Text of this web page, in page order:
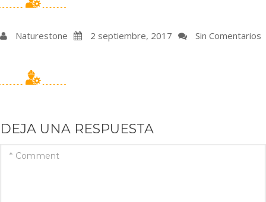
Naturestone 2 septiembre, 2017 Sin Comentarios
DEJA UNA RESPUESTA